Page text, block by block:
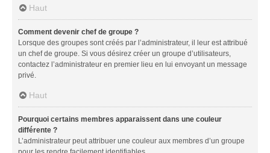
Haut
Comment devenir chef de groupe ?
Lorsque des groupes sont créés par l’administrateur, il leur est attribué
un chef de groupe. Si vous désirez créer un groupe d’utilisateurs,
contactez l’administrateur en premier lieu en lui envoyant un message
privé.
Haut
Pourquoi certains membres apparaissent dans une couleur
différente ?
L’administrateur peut attribuer une couleur aux membres d’un groupe